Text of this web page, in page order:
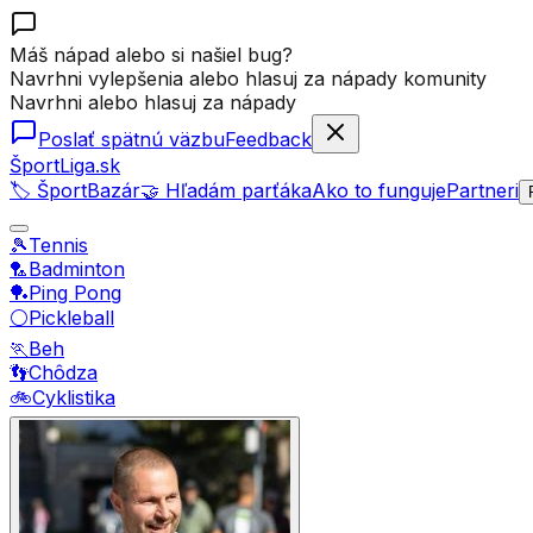
Máš nápad alebo si našiel bug?
Navrhni vylepšenia alebo hlasuj za nápady komunity
Navrhni alebo hlasuj za nápady
Poslať spätnú väzbuFeedback
ŠportLiga.sk
🏷️ ŠportBazár🤝 Hľadám parťákaAko to fungujePartneri
🎾Tennis
🏸Badminton
🏓Ping Pong
⚪Pickleball
🏃Beh
👣Chôdza
🚲Cyklistika